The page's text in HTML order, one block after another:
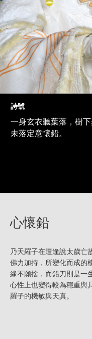
詩號
一身玄衣聽葉落，樹
未落定意懷鉛。
心懷鉛
乃天羅子在遭逢說太歲亡
佛力加持，所變化而成的
緣不願捨，而鉛刀則是一
心性上也變得較為穩重與
羅子的機敏與天真。